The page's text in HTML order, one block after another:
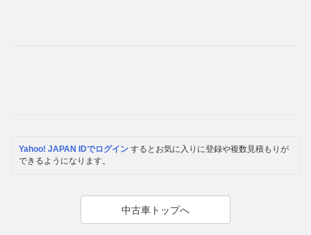
Yahoo! JAPAN IDでログイン するとお気に入りに登録や複数見積もりが
できるようになります。
中古車トップへ